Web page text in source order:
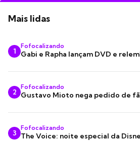
Mais lidas
1
Fofocalizando
Gabi e Rapha lançam DVD e
2
Fofocalizando
Gustavo Mioto nega pedido de
3
Fofocalizando
The Voice: noite especial da